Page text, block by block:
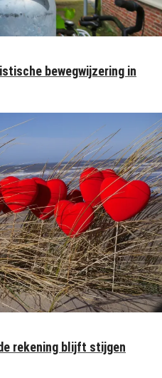
bewegwijzering in
rekening blijft stijgen